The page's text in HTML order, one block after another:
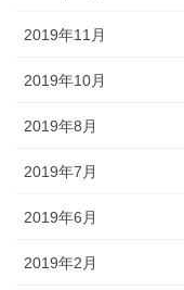
2019年11月
2019年10月
2019年8月
2019年7月
2019年6月
2019年2月